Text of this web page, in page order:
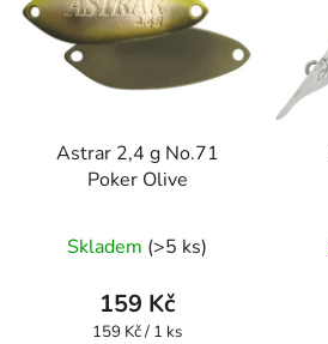
Astrar 2,4 g No.71
Poker Olive
Skladem (>5 ks)
159 Kč
Měrná
159 Kč / 1 ks